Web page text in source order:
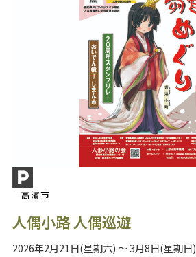
高濱市
人偶小路 人偶巡遊
2026年2月21日(星期六) ～ 3月8日(星期日)